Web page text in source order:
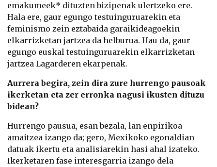
emakumeek* dituzten bizipenak ulertzeko ere.
Hala ere, gaur egungo testuinguruarekin eta
feminismo zein eztabaida garaikideagoekin
elkarrizketan jartzea da helburua. Hau da, gaur
egungo euskal testuinguruarekin elkarrizketan
jartzea Lagarderen ekarpenak.
Aurrera begira, zein dira zure hurrengo pausoak
ikerketan eta zer erronka nagusi ikusten dituzu
bidean?
Hurrengo pausua, esan bezala, lan enpirikoa
amaitzea izango da; gero, Mexikoko egonaldian
datuak ikertu eta analisiarekin hasi ahal izateko.
Ikerketaren fase interesgarria izango dela